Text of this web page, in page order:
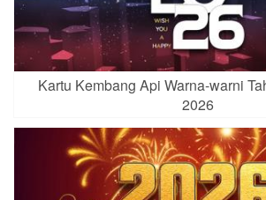
Kartu Kembang Api Warna-warni
2026